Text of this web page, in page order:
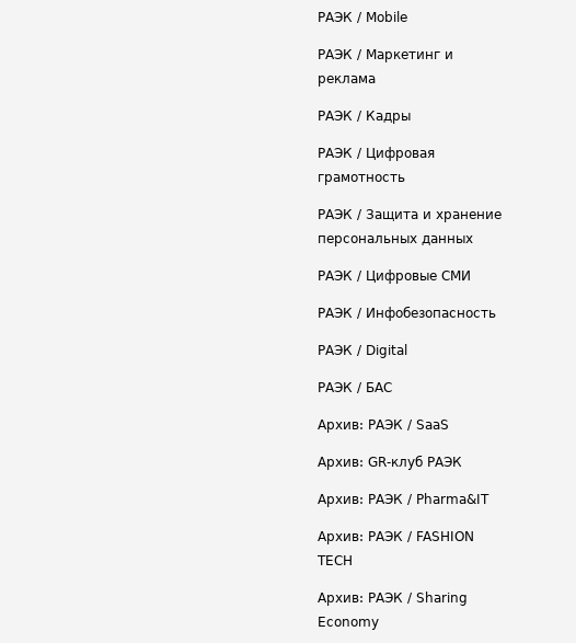
РАЭК / Mobile
РАЭК / Маркетинг и
реклама
РАЭК / Кадры
РАЭК / Цифровая
грамотность
РАЭК / Защита и хранение
персональных данных
РАЭК / Цифровые СМИ
РАЭК / Инфобезопасность
РАЭК / Digital
РАЭК / БАС
Архив: РАЭК / SaaS
Архив: GR-клуб РАЭК
Архив: РАЭК / Pharma&IT
Архив: РАЭК / FASHION
TECH
Архив: РАЭК / Sharing
Economy